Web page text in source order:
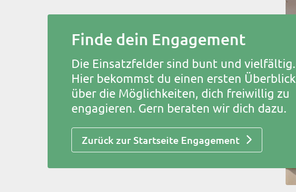
Finde dein Engagement
Die Einsatzfelder sind bunt und vielfältig.
Hier bekommst du einen ersten Überblick
über die Möglichkeiten, dich freiwillig zu
engagieren. Gern beraten wir dich dazu.
Zurück zur Startseite Engagement